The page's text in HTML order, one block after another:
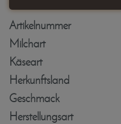
Artikelnummer
Milchart
Käseart
Herkunftsland
Geschmack
Herstellungsart